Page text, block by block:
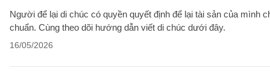
Người để lại di chúc có quyền quyết định để lại tài sản của
chuẩn. Cùng theo dõi hướng dẫn viết di chúc dưới đây.
16/05/2026